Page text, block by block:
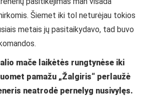
Šiemet iki tol neturėjau tokios
metais jų pasitaikydavo, tad buvo
mače laikėtės rungtynėse iki
pamažu „Žalgiris“ perlaužė
neatrodė pernelyg nusivylęs.